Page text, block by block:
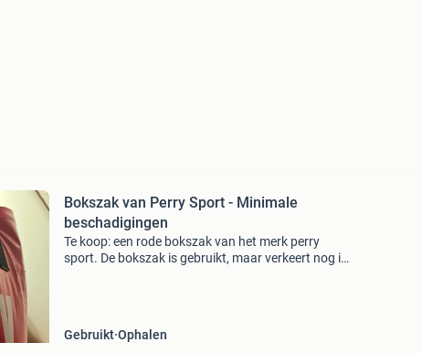
Bokszak van Perry Sport - Minimale
beschadigingen
Te koop: een rode bokszak van het merk perry
sport. De bokszak is gebruikt, maar verkeert nog in
Gebruikt Ophalen